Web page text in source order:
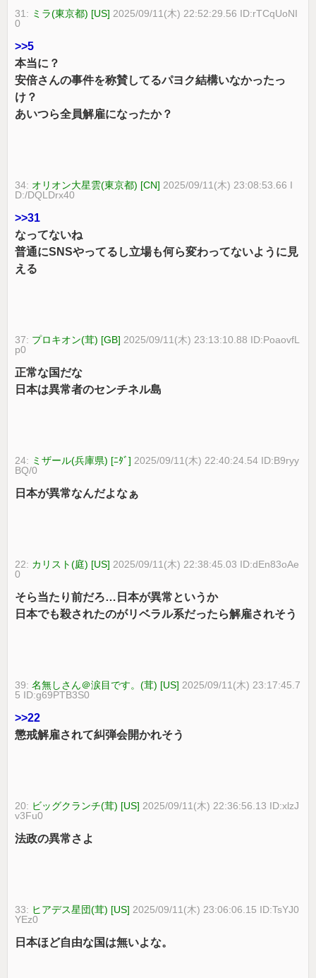
31: ミラ(東京都) [US] 2025/09/11(木) 22:52:29.56 ID:rTCqUoNI
0
>>5
本当に？
安倍さんの事件を称賛してるパヨク結構いなかったっ
け？
あいつら全員解雇になったか？
34: オリオン大星雲(東京都) [CN] 2025/09/11(木) 23:08:53.66 I
D:/DQLDrx40
>>31
なってないね
普通にSNSやってるし立場も何ら変わってないように見
える
37: プロキオン(茸) [GB] 2025/09/11(木) 23:13:10.88 ID:PoaovfL
p0
正常な国だな
日本は異常者のセンチネル島
24: ミザール(兵庫県) [ﾆﾀﾞ] 2025/09/11(木) 22:40:24.54 ID:B9ryy
BQ/0
日本が異常なんだよなぁ
22: カリスト(庭) [US] 2025/09/11(木) 22:38:45.03 ID:dEn83oAe
0
そら当たり前だろ…日本が異常というか
日本でも殺されたのがリベラル系だったら解雇されそう
39:名無しさん＠涙目です。(茸) [US] 2025/09/11(木) 23:17:45.7
5 ID:g69PTB3S0
>>22
懲戒解雇されて糾弾会開かれそう
20: ビッグクランチ(茸) [US] 2025/09/11(木) 22:36:56.13 ID:xlzJ
v3Fu0
法政の異常さよ
33: ヒアデス星団(茸) [US] 2025/09/11(木) 23:06:06.15 ID:TsYJ0
YEz0
日本ほど自由な国は無いよな。